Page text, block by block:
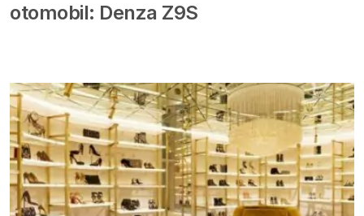
otomobil: Denza Z9S